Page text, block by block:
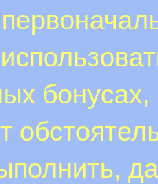
бонусах,